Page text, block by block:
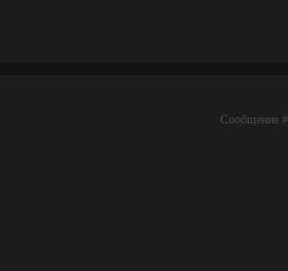
Сообщение #